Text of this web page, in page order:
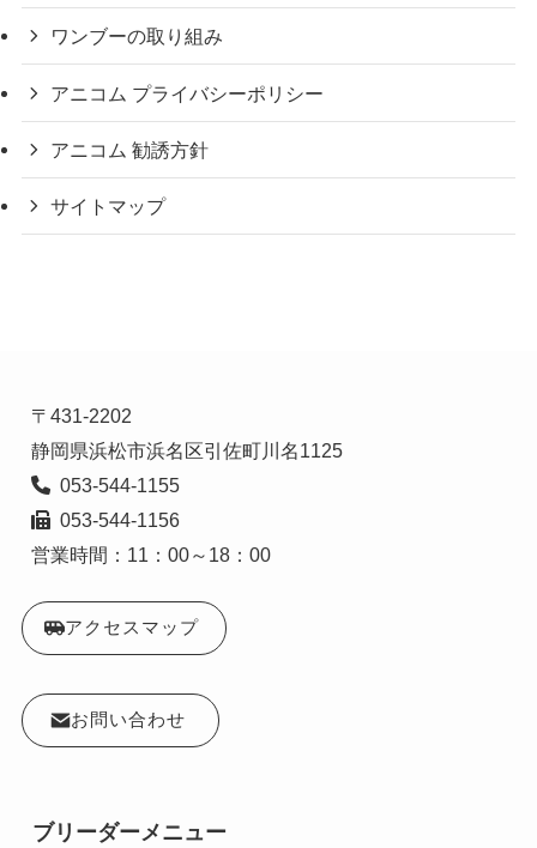
ワンブーの取り組み
アニコム プライバシーポリシー
アニコム 勧誘方針
サイトマップ
〒431-2202
静岡県浜松市浜名区引佐町川名1125
  053-544-1155
  053-544-1156
営業時間：11：00～18：00
アクセスマップ
お問い合わせ
ブリーダーメニュー